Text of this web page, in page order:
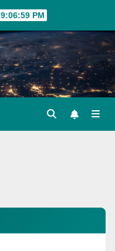
9:06:59 PM